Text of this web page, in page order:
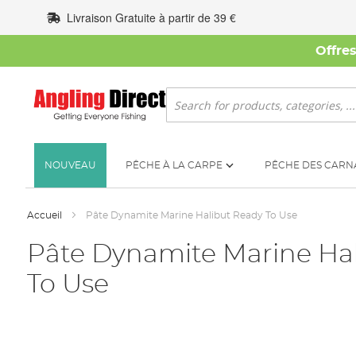
au
contenu
Livraison Gratuite à partir de 39 €
Rechercher
NOUVEAU PÊCHE À LA CARPE PÊCHE DES
Accueil Pâte Dynamite Marine Halibut Ready To Use
Pâte Dynamite Marine
To Use